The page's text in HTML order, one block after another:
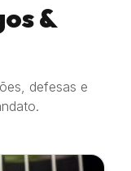
&
defesas e